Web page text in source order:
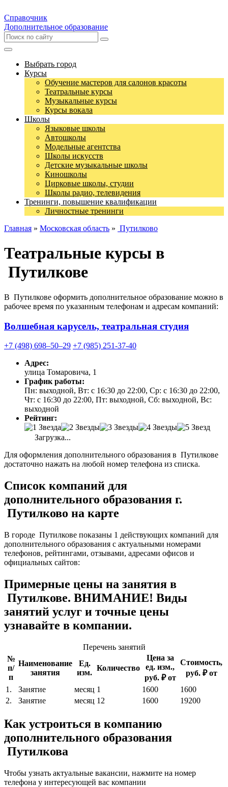
Справочник
Дополнительное образование
Выбрать город
Курсы
Обучение мастеров для салонов красоты
Театральные курсы
Музыкальные курсы
Курсы вокала
Школы
Языковые школы
Автошколы
Модельные агентства
Школы искусств
Детские музыкальные школы
Киношколы
Цирковые школы, студии
Школы радио, телевидения
Тренинги, повышение квалификации
Личностные тренинги
Главная » Московская область » Путилково
Театральные курсы в
Путилкове
В Путилкове оформить дополнительное образование можно в
рабочее время по указанным телефонам и адресам компаний:
Волшебная карусель, театральная студия
+7 (498) 698‒50‒29 +7 (985) 251-37-40
Адрес:
улица Томаровича, 1
График работы:
Пн: выходной, Вт: с 16:30 до 22:00, Ср: с 16:30 до 22:00,
Чт: с 16:30 до 22:00, Пт: выходной, Сб: выходной, Вс:
выходной
Рейтинг:
Загрузка...
Для оформления дополнительного образования в Путилкове
достаточно нажать на любой номер телефона из списка.
Список компаний для
дополнительного образования г.
Путилково на карте
В городе Путилкове показаны 1 действующих компаний для
дополнительного образования с актуальными номерами
телефонов, рейтингами, отзывами, адресами офисов и
официальных сайтов:
Примерные цены на занятия в
Путилкове. ВНИМАНИЕ! Виды
занятий услуг и точные цены
узнавайте в компании.
Перечень занятий
№
п/
п
Наименование
занятия
Ед.
изм.
Количество
Цена за
ед. изм.,
руб. ₽ от
Стоимость,
руб. ₽ от
1.
Занятие месяц 1 1600
1600
2.
Занятие месяц 12 1600 19200
Как устроиться в компанию
дополнительного образования
Путилкова
Чтобы узнать актуальные вакансии, нажмите на номер
телефона у интересующей вас компании